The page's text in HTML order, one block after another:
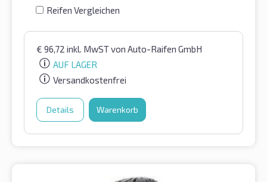
Reifen Vergleichen
€ 96,72 inkl. MwSTvon Auto-Raifen GmbH
AUF LAGER
Versandkostenfrei
Details Warenkorb